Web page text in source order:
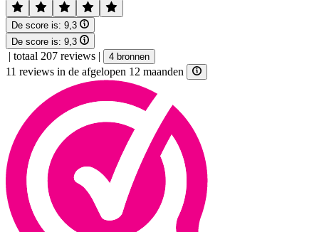
De score is: 9,3
De score is: 9,3
| totaal 207 reviews | 4 bronnen
11 reviews in de afgelopen 12 maanden